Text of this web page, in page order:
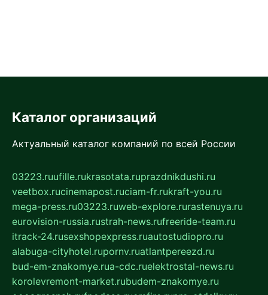
Каталог организаций
Актуальный каталог компаний по всей России
03223.ruufille.rukrasotata.ruprazdnikdushi.ru
veetbox.rucinemapost.ruciam-fr.rukraft-you.ru
mega-press.ru03223.ruweb-explore.rurastenuya.ru
eurovision-russia.rustrah-news.rufreeride-team.ru
itrack-24.rusexshopexpress.ruautostudiopro.ru
alabuga-cityhotel.rupornv.ruatlantpereezd.ru
bud-em-znakomye.rua-cdc.ruelektrostal-news.ru
korolevremont-market.rubudem-znakomye.ru